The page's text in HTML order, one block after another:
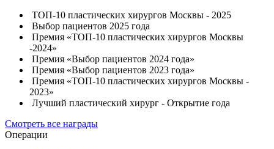
ТОП-10 пластических хирургов Москвы - 2025
Выбор пациентов 2025 года
Премия «ТОП-10 пластических хирургов Москвы
-2024»
Премия «Выбор пациентов 2024 года»
Премия «Выбор пациентов 2023 года»
Премия «ТОП-10 пластических хирургов Москвы -
2023»
Лучший пластический хирург - Открытие года
Смотреть все награды
Операции